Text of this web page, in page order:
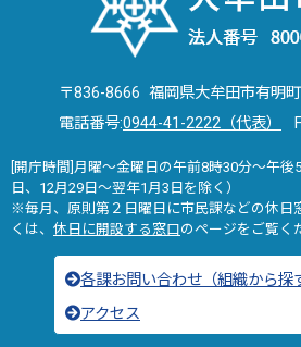
〒836-8666 福岡県大牟田市有明
電話番号:0944-41-2222（代表）
[開庁時間]月曜～金曜日の午前8時30分～午
日、12月29日～翌年1月3日を除く）
※毎月、原則第２日曜日に市民課などの休日
くは、 休日に開設する窓口のページをご覧く
各課お問い合わせ（組織から探
アクセス